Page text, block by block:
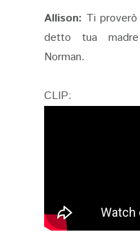
Allison: Ti
detto tua
Norman.
CLIP: